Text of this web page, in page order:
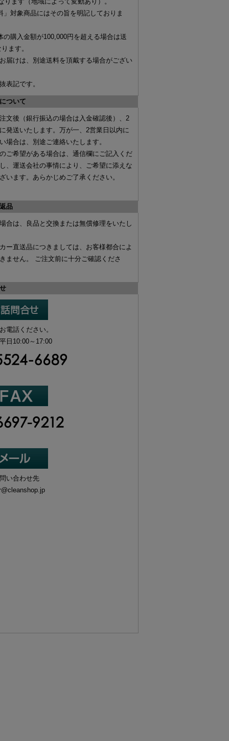
ります（地域によって変動あり）。
」対象商品にはその旨を明記しておりま
の購入金額が100,000円を超える場合は送
ます。
届けは、別途送料を頂戴する場合がござい
表記です。
ついて
文後（銀行振込の場合は入金確認後 ）、 2
に発送いたします。万が一、2営業日以内に
場合は、別途ご連絡いたします。
ご希望がある場合は、 通信欄にご記入くだ
、運送会社の事情により、ご希望に添えな
います。あらかじめご了承ください。
品
合は、 良品と交換 または無償修理をいたし
ー直送品につきましては、お客様都合によ
ません。 ご注文前に十分ご確認くださ
電話ください。
日10:00～17:00
い合わせ先